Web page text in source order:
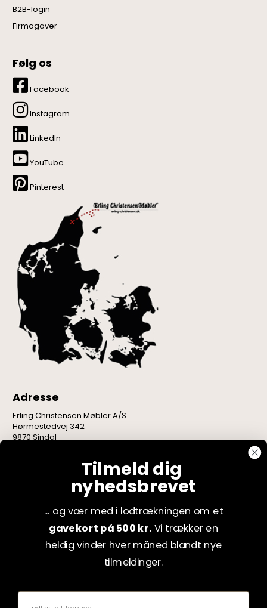
B2B-login
Firmagaver
Følg os
Facebook
Instagram
LinkedIn
YouTube
Pinterest
Adresse
Erling Christensen Møbler A/S
Hørmestedvej 342
9870 Sindal
Tilmeld dig
nyhedsbrevet
... og vær med i lodtrækningen om et
gavekort på 500 kr. Vi trækker en
heldig vinder hver måned blandt nye
tilmeldinger.
Fornavn